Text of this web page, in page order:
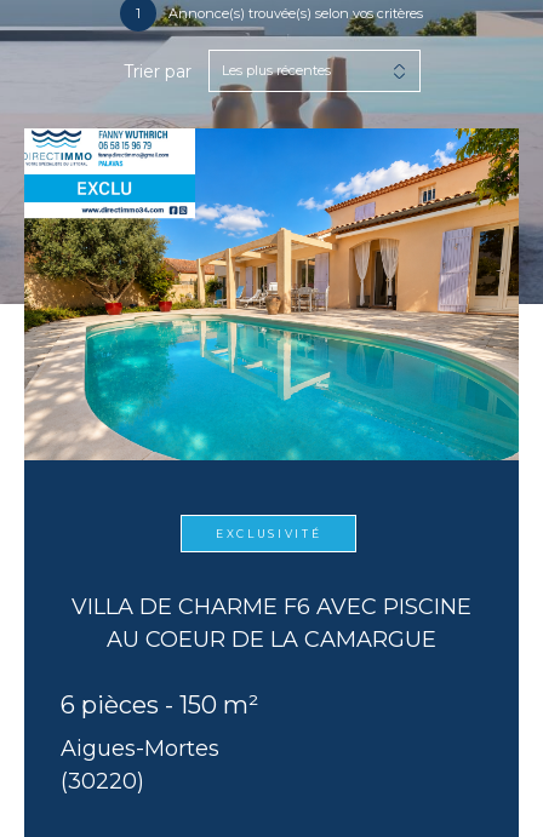
1 Annonce(s) trouvée(s) selon vos critères
Trier par Les plus récentes
EXCLUSIVITÉ
VILLA DE CHARME F6 AVEC PISCINE
AU COEUR DE LA CAMARGUE
6 pièces - 150 m²
Aigues-Mortes
(30220)